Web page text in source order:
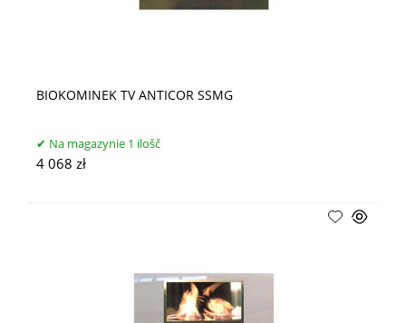
BIOKOMINEK TV ANTICOR SSMG
Na magazynie 1 ilošč
4 068 zł